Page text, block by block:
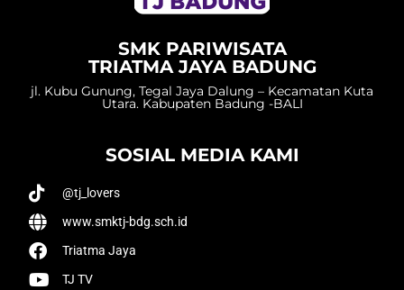
SMK PARIWISATA
TRIATMA JAYA BADUNG
jl. Kubu Gunung, Tegal Jaya Dalung – Kecamatan Kuta
Utara. Kabupaten Badung -BALI
SOSIAL MEDIA KAMI
@tj_lovers
www.smktj-bdg.sch.id
Triatma Jaya
TJ TV